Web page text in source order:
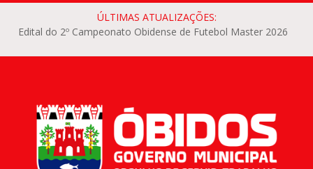
ÚLTIMAS ATUALIZAÇÕES:
Edital do 2º Campeonato Obidense de Futebol Master 2026